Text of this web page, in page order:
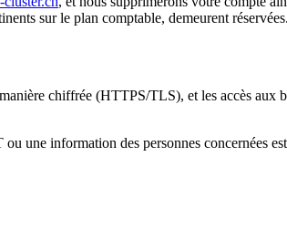
sur le plan comptable, demeurent réservées.
chiffrée (HTTPS/TLS), et les accès aux
une information des personnes concernées